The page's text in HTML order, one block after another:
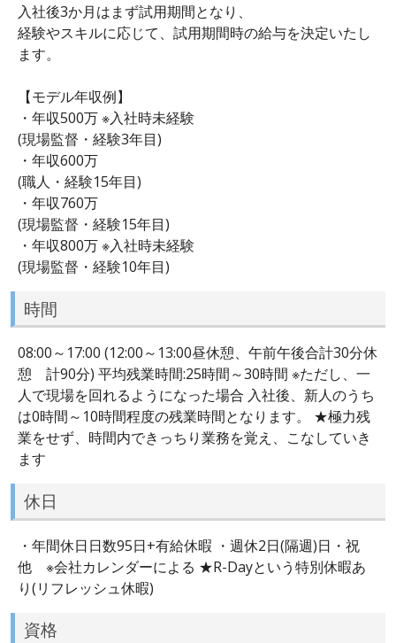
入社後3か月はまず試用期間となり、
経験やスキルに応じて、試用期間時の給与を決定いたし
ます。
【モデル年収例】
・年収500万 ※入社時未経験
(現場監督・経験3年目)
・年収600万
(職人・経験15年目)
・年収760万
(現場監督・経験15年目)
・年収800万 ※入社時未経験
(現場監督・経験10年目)
時間
08:00～17:00 (12:00～13:00昼休憩、午前午後合計30分休
憩 計90分) 平均残業時間:25時間～30時間 ※ただし、一
人で現場を回れるようになった場合 入社後、新人のうち
は0時間～10時間程度の残業時間となります。 ★極力残
業をせず、時間内できっちり業務を覚え、こなしていき
ます
休日
・年間休日日数95日+有給休暇 ・週休2日(隔週)日・祝
他 ※会社カレンダーによる ★R-Dayという特別休暇あ
り(リフレッシュ休暇)
資格